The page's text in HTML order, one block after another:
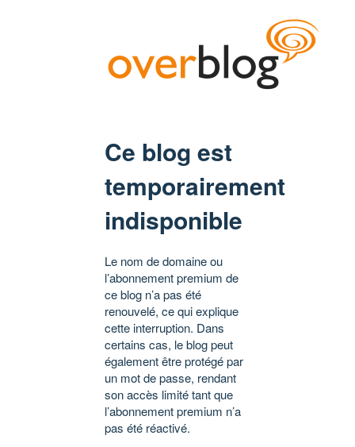
Ce blog est
temporairement
indisponible
Le nom de domaine ou
l’abonnement premium de
ce blog n’a pas été
renouvelé, ce qui explique
cette interruption. Dans
certains cas, le blog peut
également être protégé par
un mot de passe, rendant
son accès limité tant que
l’abonnement premium n’a
pas été réactivé.